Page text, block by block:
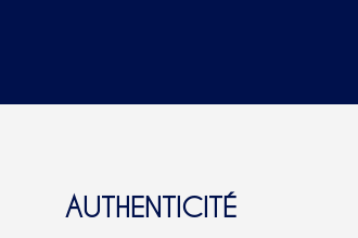
AUTHENTICITÉ